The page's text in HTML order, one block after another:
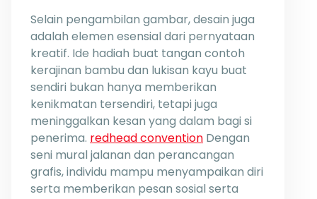
Selain pengambilan gambar, desain juga
adalah elemen esensial dari pernyataan
kreatif. Ide hadiah buat tangan contoh
kerajinan bambu dan lukisan kayu buat
sendiri bukan hanya memberikan
kenikmatan tersendiri, tetapi juga
meninggalkan kesan yang dalam bagi si
penerima. redhead convention Dengan
seni mural jalanan dan perancangan
grafis, individu mampu menyampaikan diri
serta memberikan pesan sosial serta